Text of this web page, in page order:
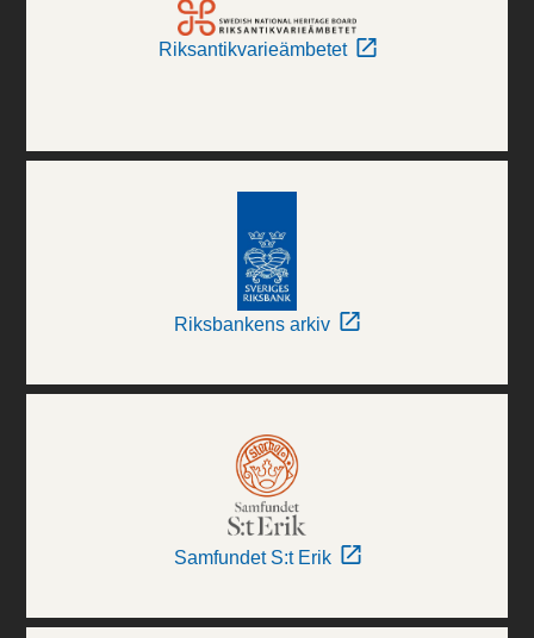
Riksantikvarieämbetet
Riksbankens arkiv
Samfundet S:t Erik